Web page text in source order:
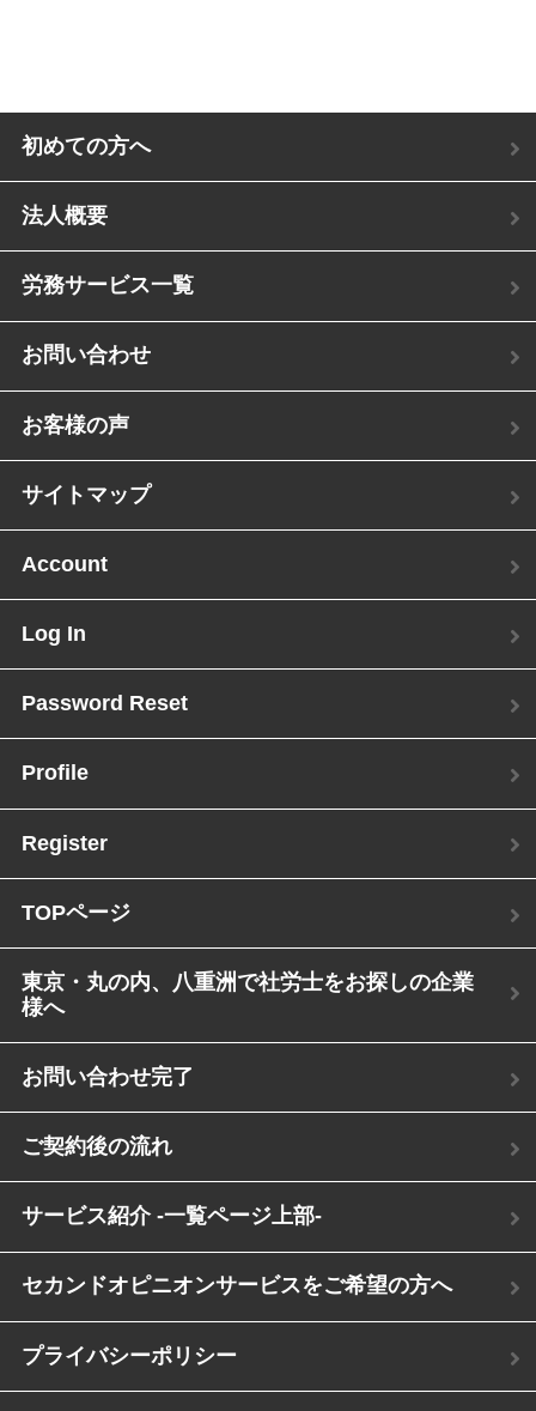
初めての方へ
法人概要
労務サービス一覧
お問い合わせ
お客様の声
サイトマップ
Account
Log In
Password Reset
Profile
Register
TOPページ
東京・丸の内、八重洲で社労士をお探しの企業
様へ
お問い合わせ完了
ご契約後の流れ
サービス紹介 -一覧ページ上部-
セカンドオピニオンサービスをご希望の方へ
プライバシーポリシー